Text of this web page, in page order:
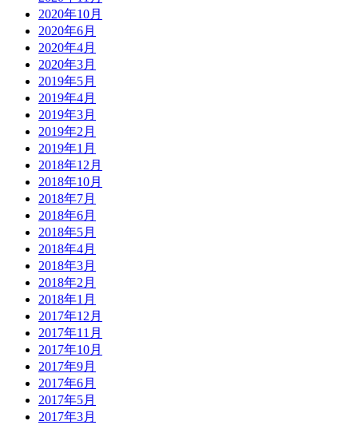
2020年10月
2020年6月
2020年4月
2020年3月
2019年5月
2019年4月
2019年3月
2019年2月
2019年1月
2018年12月
2018年10月
2018年7月
2018年6月
2018年5月
2018年4月
2018年3月
2018年2月
2018年1月
2017年12月
2017年11月
2017年10月
2017年9月
2017年6月
2017年5月
2017年3月